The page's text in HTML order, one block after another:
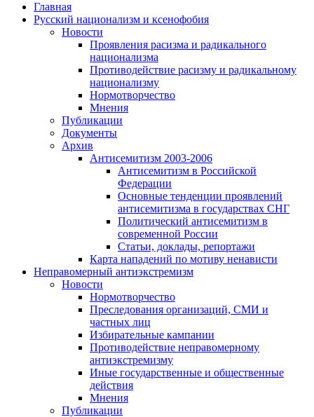
Главная
Русский национализм и ксенофобия
Новости
Проявления расизма и радикального
национализма
Противодействие расизму и радикальному
национализму
Нормотворчество
Мнения
Публикации
Документы
Архив
Антисемитизм 2003-2006
Антисемитизм в Российской
Федерации
Основные тенденции проявлений
антисемитизма в государствах СНГ
Политический антисемитизм в
современной России
Статьи, доклады, репортажи
Карта нападений по мотиву ненависти
Неправомерный антиэкстремизм
Новости
Нормотворчество
Преследования организаций, СМИ и
частных лиц
Избирательные кампании
Противодействие неправомерному
антиэкстремизму
Иные государственные и общественные
действия
Мнения
Публикации